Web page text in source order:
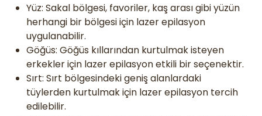
Yüz: Sakal bölgesi, favoriler, kaş arası gibi yüzün
herhangi bir bölgesi için lazer epilasyon
uygulanabilir.
Göğüs: Göğüs kıllarından kurtulmak isteyen
erkekler için lazer epilasyon etkili bir seçenektir.
Sırt: Sırt bölgesindeki geniş alanlardaki
tüylerden kurtulmak için lazer epilasyon tercih
edilebilir.